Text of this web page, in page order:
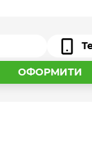
ОФОРМИТИ